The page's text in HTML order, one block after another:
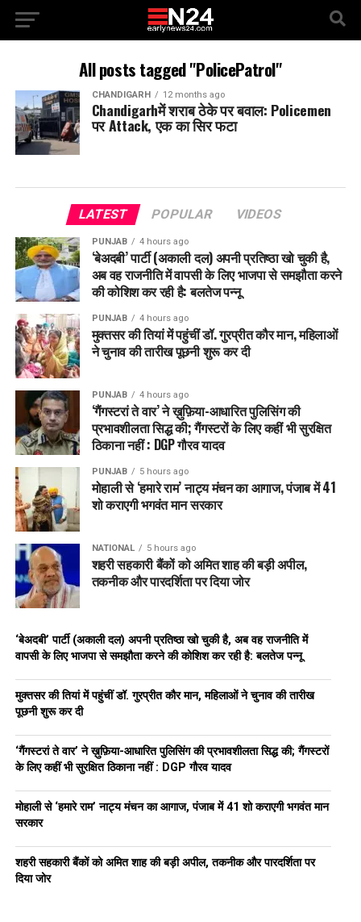
All posts tagged "PolicePatrol"
CHANDIGARH 12 months ago
Chandigarhमें शराब ठेके पर बवाल: Policemen
पर Attack, एक का सिर फटा
LATEST POPULAR VIDEOS
PUNJAB 4 hours ago
‘बेअदबी’ पार्टी (अकाली दल) अपनी प्रतिष्ठा खो चुकी है,
अब वह राजनीति में वापसी के लिए भाजपा से समझौता करने
की कोशिश कर रही है: बलतेज पन्नू
PUNJAB 4 hours ago
मुक्तसर की तियां में पहुंचीं डॉ. गुरप्रीत कौर मान, महिलाओं
ने चुनाव की तारीख पूछनी शुरू कर दी
PUNJAB 4 hours ago
‘गैंगस्टरां ते वार’ ने ख़ुफ़िया-आधारित पुलिसिंग की
प्रभावशीलता सिद्ध की; गैंगस्टरों के लिए कहीं भी सुरक्षित
ठिकाना नहीं : DGP गौरव यादव
PUNJAB 5 hours ago
मोहाली से ‘हमारे राम’ नाट्य मंचन का आगाज, पंजाब में 41
शो कराएगी भगवंत मान सरकार
NATIONAL 5 hours ago
शहरी सहकारी बैंकों को अमित शाह की बड़ी अपील,
तकनीक और पारदर्शिता पर दिया जोर
‘बेअदबी’ पार्टी (अकाली दल) अपनी प्रतिष्ठा खो चुकी है, अब वह राजनीति में
वापसी के लिए भाजपा से समझौता करने की कोशिश कर रही है: बलतेज पन्नू
मुक्तसर की तियां में पहुंचीं डॉ. गुरप्रीत कौर मान, महिलाओं ने चुनाव की तारीख
पूछनी शुरू कर दी
‘गैंगस्टरां ते वार’ ने ख़ुफ़िया-आधारित पुलिसिंग की प्रभावशीलता सिद्ध की; गैंगस्टरों
के लिए कहीं भी सुरक्षित ठिकाना नहीं : DGP गौरव यादव
मोहाली से ‘हमारे राम’ नाट्य मंचन का आगाज, पंजाब में 41 शो कराएगी भगवंत मान
सरकार
शहरी सहकारी बैंकों को अमित शाह की बड़ी अपील, तकनीक और पारदर्शिता पर
दिया जोर